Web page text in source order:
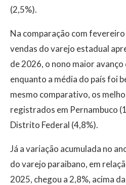
(2,5%).
Na comparação com
vendas do varejo estadual
de 2026, o nono maior avanço
enquanto a média do país foi
mesmo comparativo, os
registrados em Pernambuco
Distrito Federal (4,8%).
Já a variação acumulada no
do varejo paraibano, em
2025, chegou a 2,8%, acima